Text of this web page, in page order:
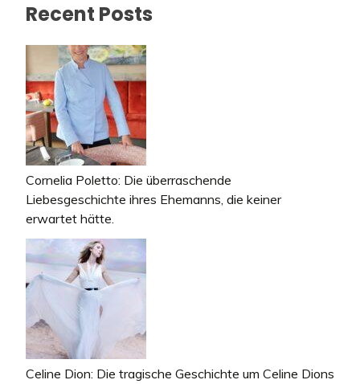
Recent Posts
Cornelia Poletto: Die überraschende
Liebesgeschichte ihres Ehemanns, die keiner
erwartet hätte.
Celine Dion: Die tragische Geschichte um Celine Dions